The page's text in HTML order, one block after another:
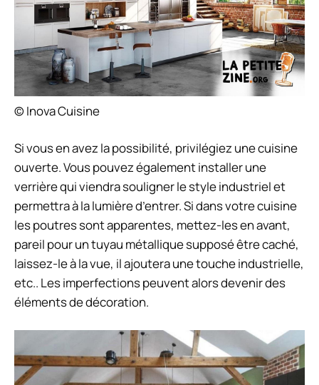
© Inova Cuisine
Si vous en avez la possibilité, privilégiez une cuisine
ouverte. Vous pouvez également installer une
verrière qui viendra souligner le style industriel et
permettra à la lumière d’entrer. Si dans votre cuisine
les poutres sont apparentes, mettez-les en avant,
pareil pour un tuyau métallique supposé être caché,
laissez-le à la vue, il ajoutera une touche industrielle,
etc.. Les imperfections peuvent alors devenir des
éléments de décoration.